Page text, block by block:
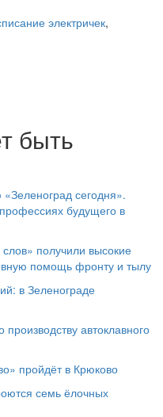
электричек,
быть
сегодня».
будущего в
получили высокие
помощь фронту и тылу
в Зеленограде
автоклавного
пройдёт в Крюково
семь ёлочных